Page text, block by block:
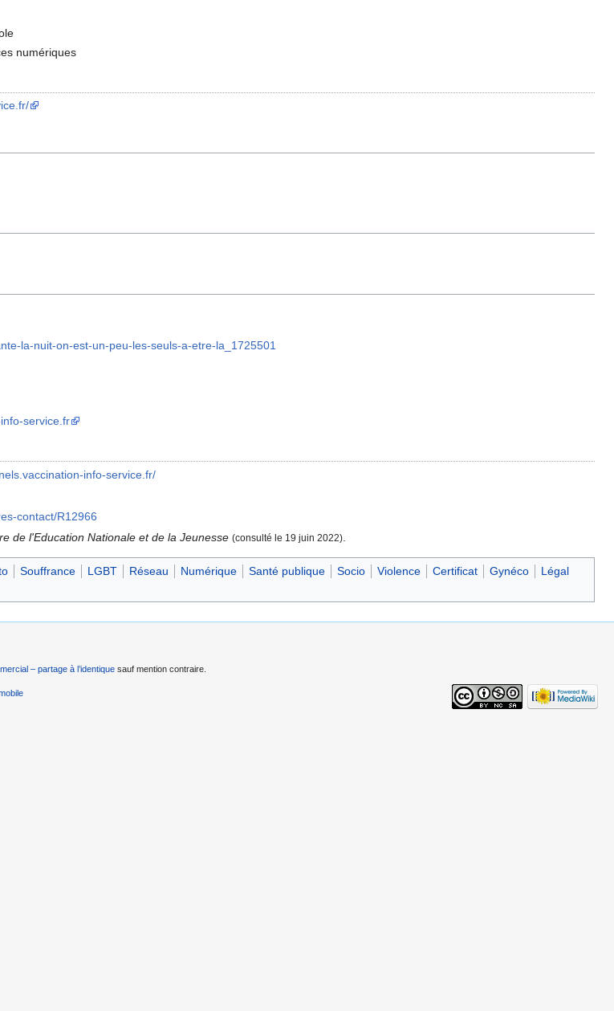
numériques
la-nuit-on-est-un-peu-les-seuls-a-etre-la_1725501
service.fr
info-service.fr/
contact/R12966
de l'Education Nationale et de la Jeunesse (consulté le 19 juin 2022)
Souffrance LGBT Réseau Numérique Santé publique Socio Violence Certificat Gynéco
Légal
– partage à l’identique sauf mention contraire.